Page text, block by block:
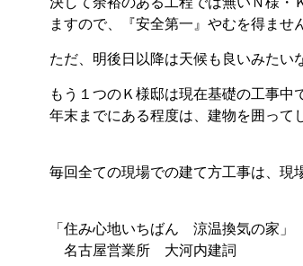
ますので、『安全第一』やむを得ませ
ただ、明後日以降は天候も良いみたい
もう１つのＫ様邸は現在基礎の工事
年末までにある程度は、建物を囲って
毎回全ての現場での建て方工事は、現
「住み心地いちばん 涼温換気の家」
名古屋営業所 大河内建詞